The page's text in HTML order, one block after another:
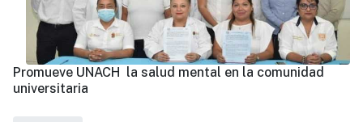
Promueve UNACH la salud mental en la comunidad
universitaria